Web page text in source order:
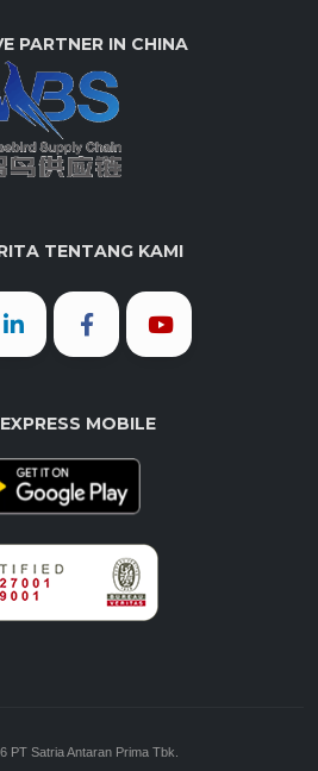
PARTNER IN CHINA
TENTANG KAMI
MOBILE
PT Satria Antaran Prima Tbk.